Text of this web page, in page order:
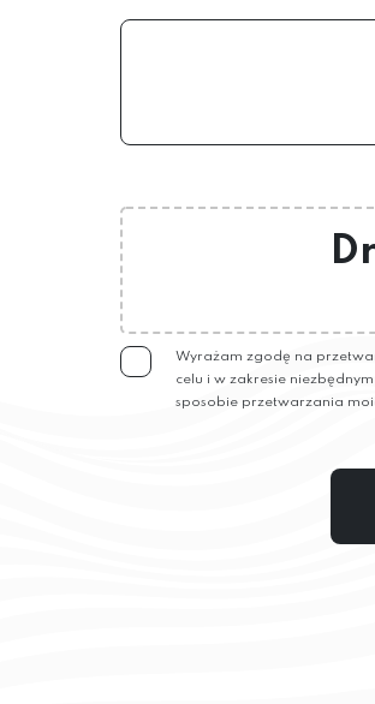
Wyrażam zgodę na
celu i w zakresie
sposobie przetwarzania